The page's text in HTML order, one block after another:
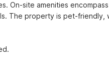
On-site amenities
The property is pet-friendly,